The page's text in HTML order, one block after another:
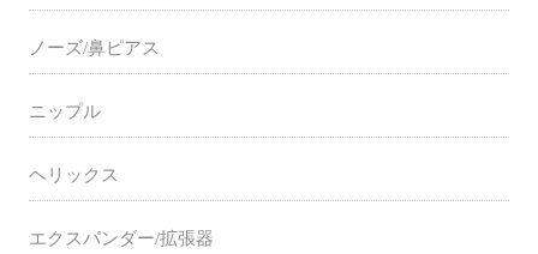
ノーズ/鼻ピアス
ニップル
ヘリックス
エクスパンダー/拡張器